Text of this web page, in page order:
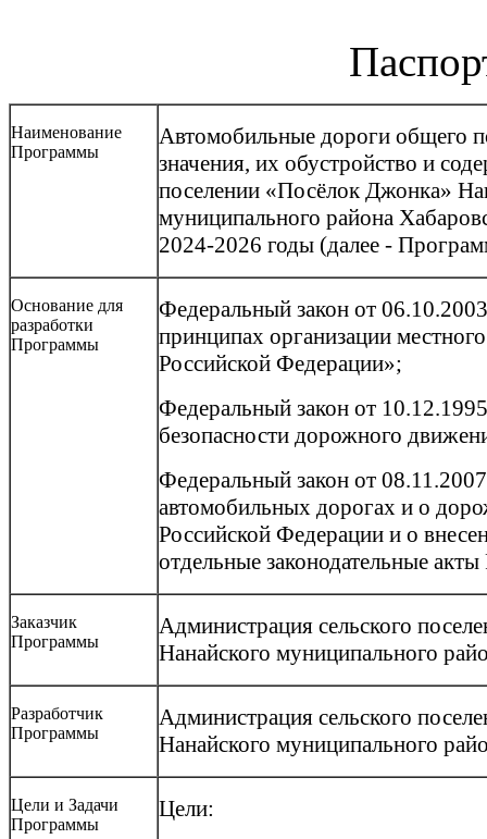
Наименование
Программы
Автомобильные дороги общего
значения, их обустройство и
поселении «Посёлок Джонка»
муниципального района
2024-2026 годы (далее -
Основание для
разработки
Программы
Федеральный закон от
принципах организации
Российской Федерации»;
Федеральный закон от
безопасности дорожного
Федеральный закон от
автомобильных дорогах и о
Российской Федерации и о
отдельные законодательные
Заказчик
Программы
Администрация сельского
Нанайского муниципального
Разработчик
Программы
Администрация сельского
Нанайского муниципального
Цели и Задачи
Программы
Цели: